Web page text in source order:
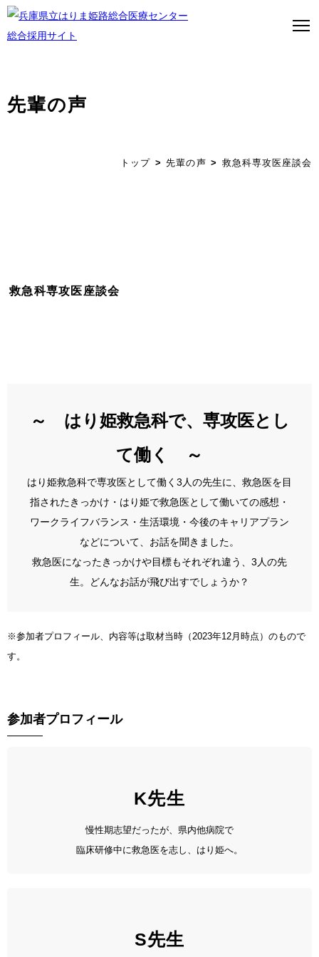
はり姫について
ストーリー
ブログ
病院ホームページ
スタッフ専用ページ
先輩の声
トップ 先輩の声 救急科専攻医座談会
救急科専攻医座談会
～ はり姫救急科で、専攻医とし
て働く ～
はり姫救急科で専攻医として働く3人の先生に、救急医を目
指されたきっかけ・はり姫で救急医として働いての感想・
ワークライフバランス・生活環境・今後のキャリアプラン
などについて、お話を聞きました。
救急医になったきっかけや目標もそれぞれ違う、3人の先
生。どんなお話が飛び出すでしょうか？
※参加者プロフィール、内容等は取材当時（2023年12月時点）のもので
す。
参加者プロフィール
K先生
慢性期志望だったが、県内他病院で
臨床研修中に救急医を志し、はり姫へ。
S先生